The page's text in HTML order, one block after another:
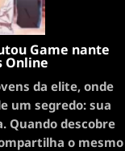
Game nante
Online
da elite, onde
um segredo: sua
Quando descobre
o mesmo